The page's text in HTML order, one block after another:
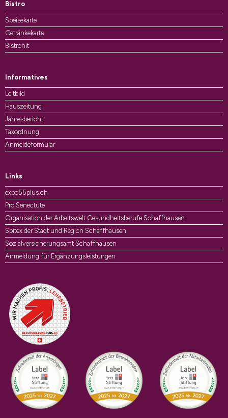
Bistro
Speisekarte
Getränkekarte
Bistrohit
Informatives
Leitbild
Hauszeitung
Jahresbericht
Taxordnung
Anmeldeformular
Links
expo55plus.ch
Pro Senectute
Organisation der Arbeitswelt Gesundheitsberufe Schaffhausen
Spitex der Stadt und Region Schaffhausen
Sozialversicherungsamt Schaffhausen
Anmeldung für Ergänzungsleistungen
Auszeichnungen